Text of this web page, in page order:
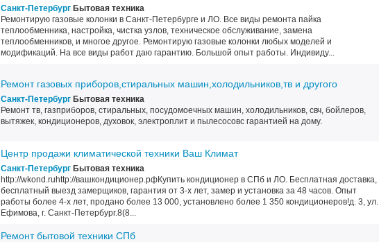
Санкт-Петербург Бытовая техника
Ремонтирую газовые колонки в Санкт-Петербурге и ЛО. Все виды ремонта пайка
теплообменника, настройка, чистка узлов, техническое обслуживание, замена
теплообменников, и многое другое. Ремонтирую газовые колонки любых моделей и
модификаций. На все виды работ даю гарантию. Большой опыт работы. Индивиду...
Ремонт газовых приборов,стиральных машин,холодильников,тв и другого
Санкт-Петербург Бытовая техника
Ремонт тв, газприборов, стиральных, посудомоечных машин, холодильников, свч, бойлеров,
вытяжек, кондиционеров, духовок, электроплит и пылесосовс гарантией на дому.
Центр продажи климатической техники Ваш Климат
Санкт-Петербург Бытовая техника
http://wkond.ruhttp://вашкондиционер.рфКупить кондиционер в СПб и ЛО. Бесплатная доставка,
бесплатный выезд замерщиков, гарантия от 3-х лет, замер и установка за 48 часов. Опыт
работы более 4-х лет, продано более 13 000, установлено более 1 350 кондиционеров!д. 3, ул.
Ефимова, г. Санкт-Петербург.8(8...
Ремонт бытовой техники СПб